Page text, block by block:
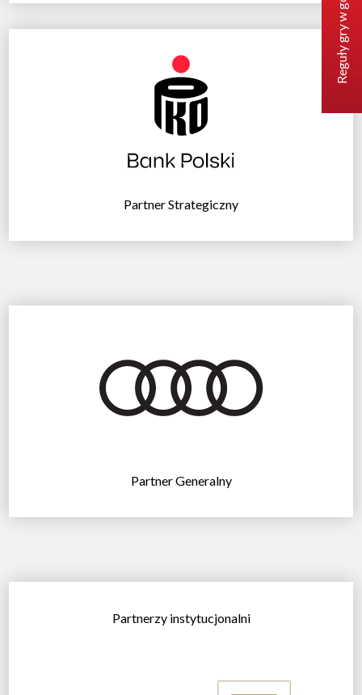
Partner Strategiczny
Partner Generalny
Partnerzy instytucjonalni
Reguły gry w golfa